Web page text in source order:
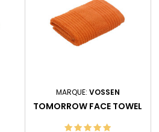
MARQUE: VOSSEN
TOMORROW FACE TOWEL